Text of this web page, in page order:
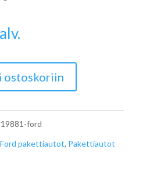
ostoskoriin
ford
Ford pakettiautot, Pakettiautot